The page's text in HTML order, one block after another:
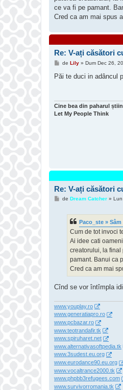
ce va fi pe pamant.
Cred ca am mai spus
Re: V-ați căsători
M
s
de Lily» Dum Dec 26,
Păi te duci in adâncul
Cine bea din paharul
Let My People Think
Re: V-ați căsători
Mde Dream Catcher»
Paco_ste » Sâm
Cum de tot invoci
Ai idee cati
creatorului, la final
pamant. Banui ca
Cred ca am mai
Cînd se vor întîmpla
www.youplay.ro
www.generatiapro.ro
www.pcbazar.ro
www.teotrandafir.tk
www.spiruharet.net
www.alternativasoftpedia.tk
www.3sudest.eu.org
www.eurodance90.eu.org
www.vocaltrance2000.tk
www.phpbb3refugees.com
www.survivorromania.tk